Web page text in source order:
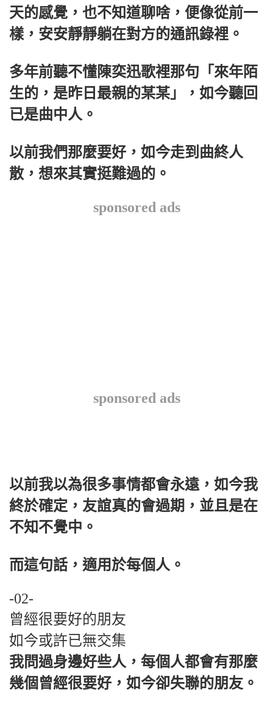
天的感覺，也不知道聊啥，便像從前一
樣，安安靜靜躺在對方的通訊錄裡。
多年前聽不懂陳奕迅歌裡那句「來年陌
生的，是昨日最親的某某」，如今聽回
已是曲中人。
以前我們那麼要好，如今走到曲終人
散，想來其實挺難過的。
sponsored ads
sponsored ads
以前我以為很多事情都會永遠，如今我
終於確定，友誼真的會過期，並且是在
不知不覺中。
而這句話，適用於每個人。
-02-
曾經很要好的朋友
如今或許已無交集
我問過身邊好些人，每個人都會有那麼
幾個曾經很要好，如今卻失聯的朋友。